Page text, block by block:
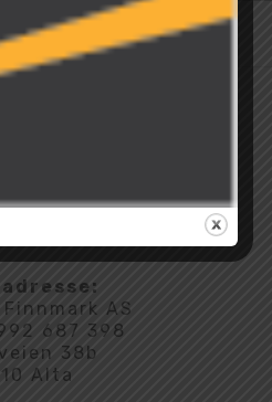
AS
687 398
38b
Alta